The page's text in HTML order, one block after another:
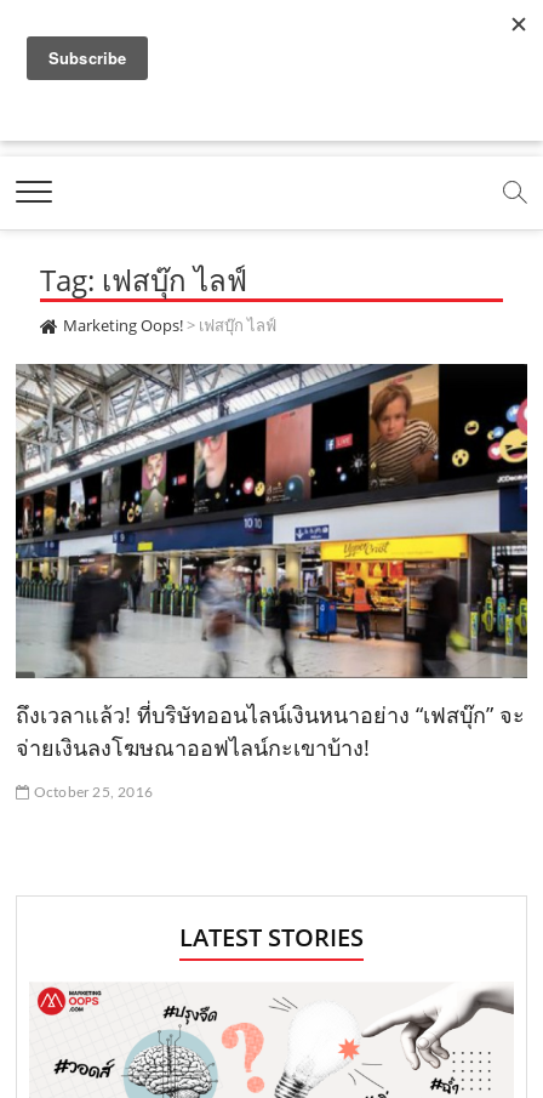
a
e
b
o
o
k
.
c
o
m
o
t
b
e
.
c
o
m
.
o
e
m
e
t
g
r
a
m
.
c
o
m
t
k
.
c
o
m
Marketing Oops!
DIGITAL | CREATIVE | ADVERTISING | CAMPAIGN |
Tag: เฟสบุ๊ก ไลฟ์
Marketing Oops!> เฟสบุ๊ก ไลฟ์
ถึงเวลาแล้ว! ที่บริษัทออนไลน์เงินหนาอย่าง “เฟสบุ๊ก” จะ
จ่ายเงินลงโฆษณาออฟไลน์กะเขาบ้าง!
October 25, 2016
LATEST STORIES